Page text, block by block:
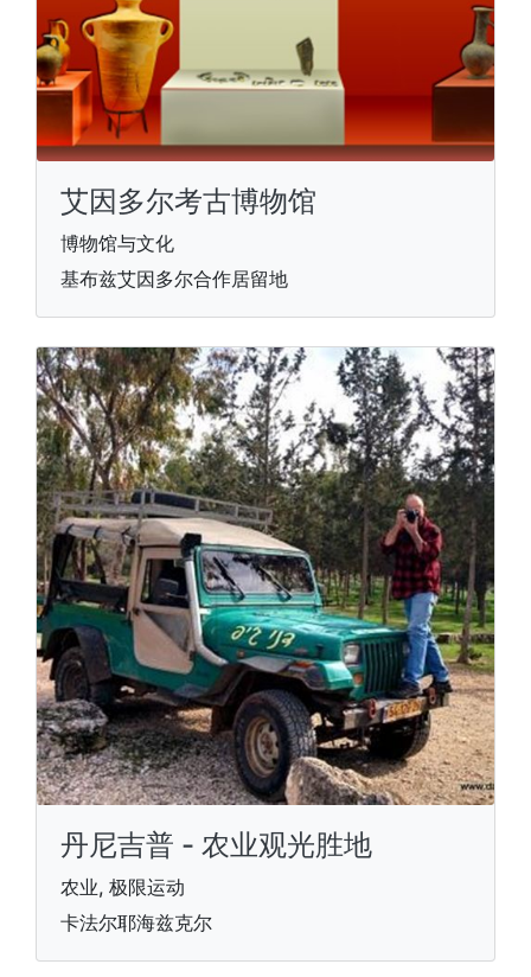
艾因多尔考古博物馆
博物馆与文化
基布兹艾因多尔合作居留地
丹尼吉普 - 农业观光胜地
农业, 极限运动
卡法尔耶海兹克尔